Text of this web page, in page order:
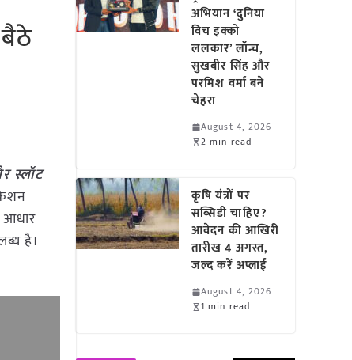
स्लॉट
है।
अभियान ‘दुनिया
विच इक्को
ललकार’ लॉन्च,
सुखबीर सिंह और
परमिश वर्मा बने
चेहरा
August 4, 2026
2 min read
कृषि यंत्रों पर
सब्सिडी चाहिए?
आवेदन की आखिरी
तारीख 4 अगस्त,
जल्द करें अप्लाई
August 4, 2026
1 min read